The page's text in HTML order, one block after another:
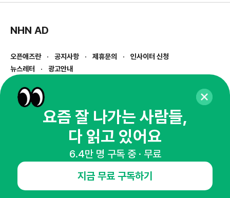
NHN AD
오픈애즈란 공지사항 제휴문의
인사이터 신청
뉴스레터
광고안내
경기도 성남시 분당구 대왕판교로645번길 16
사업자등록번호 : 144-81-27690(
통신판매업신고번호 : 2014-경기성남-1023
호스팅서비스사업자 : 오픈애즈
1800-2198
openads@openads.co.kr
이용약관
요즘 잘 나가는 사람들,
다 읽고 있어요
6.4만 명 구독 중 · 무료
지금 무료 구독하기